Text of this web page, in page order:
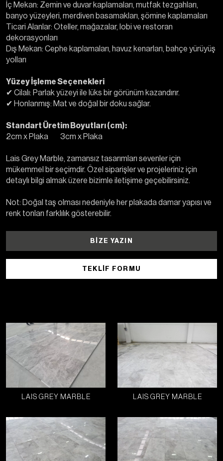
İç Mekan: Zemin ve duvar kaplamaları, mutfak tezgahları,
banyo yüzeyleri, merdiven basamakları, şömine kaplamaları
Ticari Alanlar: Oteller, mağazalar, lobi ve restoran
dekorasyonları
Dış Mekan: Cephe kaplamaları, havuz kenarları, bahçe yürüyüş
yolları
Yüzey İşleme Seçenekleri
✔ Cilalı: Parlak yüzeyi ile lüks bir görünüm kazandırır.
✔ Honlanmış: Mat ve doğal bir doku sağlar.
Standart Üretim Boyutları (cm):
2cm x Plaka 3cm x Plaka
Lais Grey Marble, zamansız tasarımları sevenler için
mükemmel bir seçimdir. Özel siparişler ve projeleriniz için
detaylı bilgi almak üzere bizimle iletişime geçebilirsiniz.
Not: Doğal taş olması nedeniyle her plakada damar yapısı ve
renk tonları farklılık gösterebilir.
BIZE YAZIN
TEKLIF FORMU
LAIS GREY MARBLE LAIS GREY MARBLE